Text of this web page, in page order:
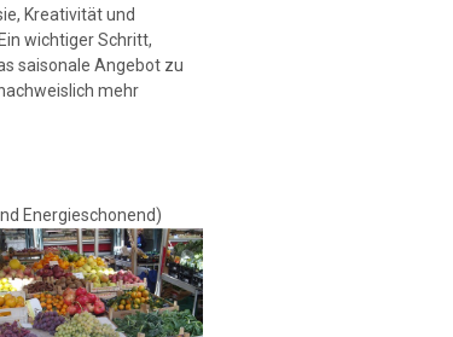
Kreativität und
wichtiger Schritt,
saisonale Angebot zu
mehr
Energieschonend)